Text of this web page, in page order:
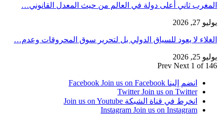
المغرب ثاني أعلى دولة في العالم من حيث المعدل القانوني…
يوليو 27, 2026
الغلاء لا يعود للسياق الدولي بل لتحرير سوق المحروقات وعدم…
يوليو 25, 2026
Prev Next 1 of 146
انضم إلينا Facebook Join us on Facebook
Twitter Join us on Twitter
انخرط في قناة الشبكة Join us on Youtube
Instagram Join us on Instagram